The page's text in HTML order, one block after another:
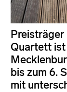
Preisträger
Quartett ist
bis zum 6.
mit